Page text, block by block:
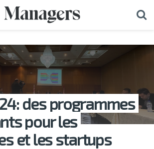
des programmes
pour les
et les startups